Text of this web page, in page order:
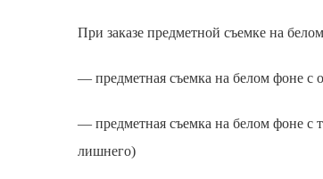
При заказе предметной съемке на
— предметная съемка на белом фоне с
— предметная съемка на белом фоне с
лишнего)